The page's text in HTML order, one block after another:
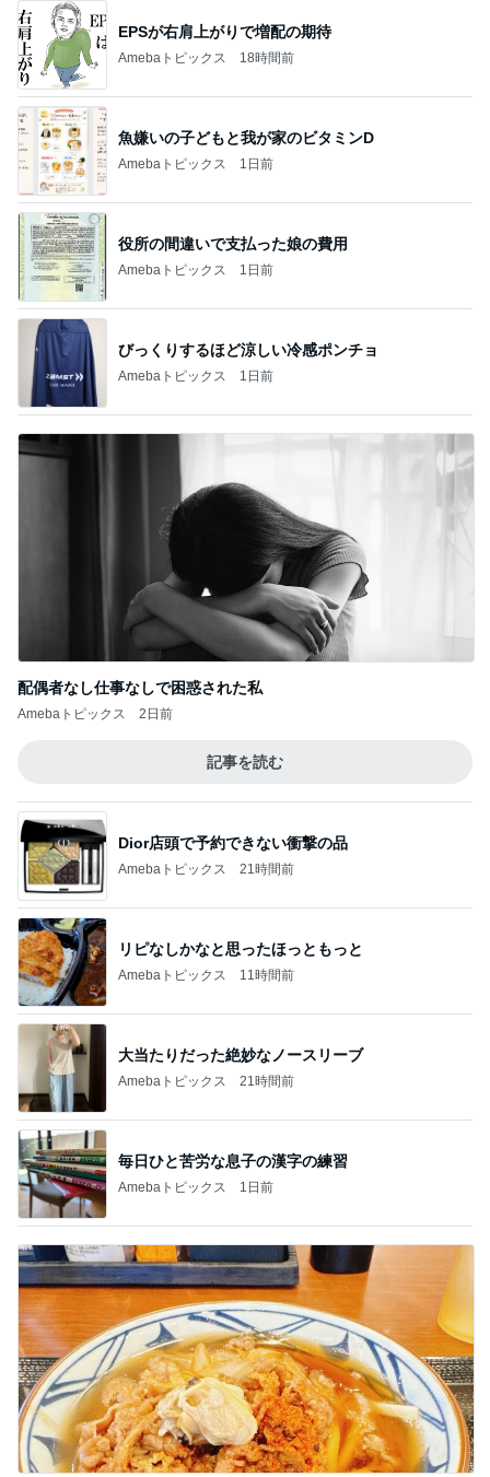
EPSが右肩上がりで増配の期待
Amebaトピックス 18時間前
魚嫌いの子どもと我が家のビタミンD
Amebaトピックス 1日前
役所の間違いで支払った娘の費用
Amebaトピックス 1日前
びっくりするほど涼しい冷感ポンチョ
Amebaトピックス 1日前
配偶者なし仕事なしで困惑された私
Amebaトピックス 2日前
記事を読む
Dior店頭で予約できない衝撃の品
Amebaトピックス 21時間前
リピなしかなと思ったほっともっと
Amebaトピックス 11時間前
大当たりだった絶妙なノースリーブ
Amebaトピックス 21時間前
毎日ひと苦労な息子の漢字の練習
Amebaトピックス 1日前